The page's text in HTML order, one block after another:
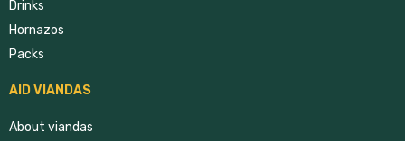
Drinks
Hornazos
Packs
AID VIANDAS
About viandas